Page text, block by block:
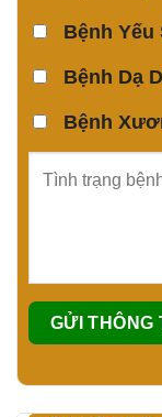
Bệnh Yếu
Bệnh Dạ
Bệnh